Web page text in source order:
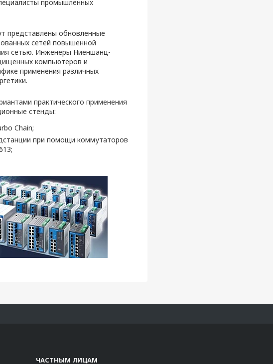
промышленных
представлены обновленные
сетей повышенной
сетью. Инженеры Ниеншанц-
компьютеров и
применения различных
практического применения
стенды:
Chain;
при помощи коммутаторов
ЧАСТНЫМ ЛИЦАМ